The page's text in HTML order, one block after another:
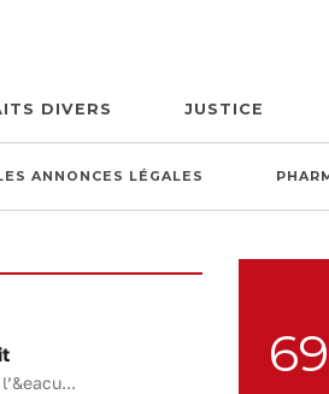
DIVERS JUSTICE
ANNONCES LÉGALES